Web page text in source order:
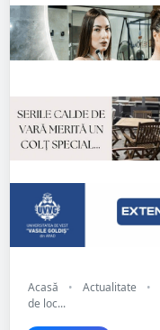
Acasă • Actualitate •
de loc...